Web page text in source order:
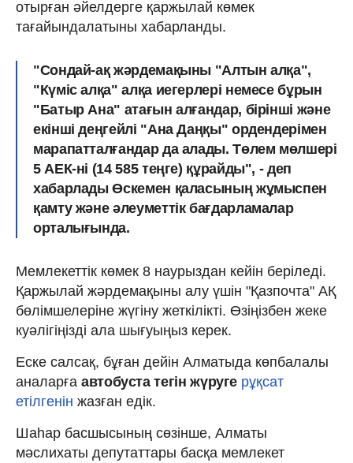
отырған әйелдерге қаржылай көмек
тағайындалатыны хабарланды.
"Сондай-ақ жәрдемақыны "Алтын алқа",
"Күміс алқа" алқа иегерлері немесе бұрын
"Батыр Ана" атағын алғандар, бірінші және
екінші деңгейлі "Ана Даңқы" ордендерімен
марапатталғандар да алады. Төлем мөлшері
5 АЕК-ні (14 585 теңге) құрайды", - деп
хабарлады Өскемен қаласының жұмыспен
қамту және әлеуметтік бағдарламалар
орталығында.
Мемлекеттік көмек 8 наурыздан кейін беріледі.
Қаржылай жәрдемақыны алу үшін "Қазпочта" АҚ
бөлімшелеріне жүгіну жеткілікті. Өзіңізбен жеке
куәлігіңізді ала шығуыңыз керек.
Еске салсақ, бұған дейін Алматыда көпбалалы
аналарға автобуста тегін жүруге рұқсат
етілгенін жазған едік.
Шаһар басшысының сөзінше, Алматы
мәслихаты депутаттары басқа мемлекет